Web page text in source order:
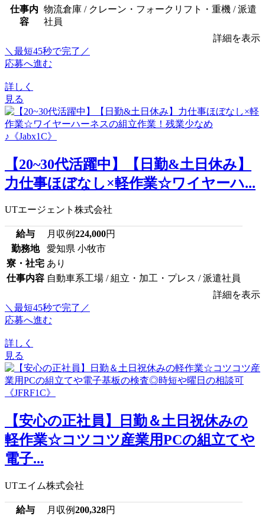
仕事内
容
物流倉庫 / クレーン・フォークリフト・重機 / 派遣
社員
詳細を表示
＼最短45秒で完了／
応募へ進む
詳しく
見る
【20~30代活躍中】【日勤&土日休み】
力仕事ほぼなし×軽作業☆ワイヤーハ...
UTエージェント株式会社
給与 月収例224,000円
勤務地
愛知県 小牧市
寮・社宅 あり
仕事内容 自動車系工場 / 組立・加工・プレス / 派遣社員
詳細を表示
＼最短45秒で完了／
応募へ進む
詳しく
見る
【安心の正社員】日勤＆土日祝休みの
軽作業☆コツコツ産業用PCの組立てや
電子...
UTエイム株式会社
給与 月収例200,328円